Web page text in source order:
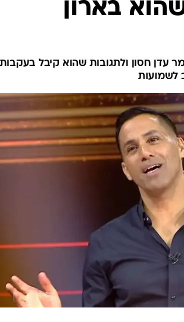
בארון
עדן חסון ולתגובות שהוא קיבל
לשמועות